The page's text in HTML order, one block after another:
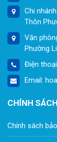
Chi
Thôn
Văn
Phường
Điện
Email:
CHÍNH
Chính sách